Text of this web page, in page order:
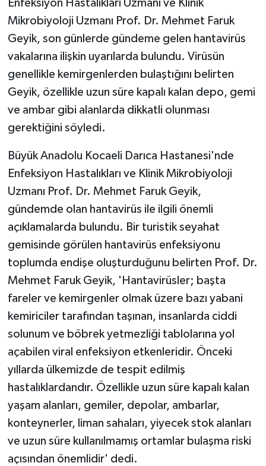
Enfeksiyon Hastalıkları Uzmanı ve Klinik
Mikrobiyoloji Uzmanı Prof. Dr. Mehmet Faruk
Geyik, son günlerde gündeme gelen hantavirüs
vakalarına ilişkin uyarılarda bulundu. Virüsün
genellikle kemirgenlerden bulaştığını belirten
Geyik, özellikle uzun süre kapalı kalan depo, gemi
ve ambar gibi alanlarda dikkatli olunması
gerektiğini söyledi.
Büyük Anadolu Kocaeli Darıca Hastanesi'nde
Enfeksiyon Hastalıkları ve Klinik Mikrobiyoloji
Uzmanı Prof. Dr. Mehmet Faruk Geyik,
gündemde olan hantavirüs ile ilgili önemli
açıklamalarda bulundu. Bir turistik seyahat
gemisinde görülen hantavirüs enfeksiyonu
toplumda endişe oluşturduğunu belirten Prof. Dr.
Mehmet Faruk Geyik, 'Hantavirüsler; başta
fareler ve kemirgenler olmak üzere bazı yabani
kemiriciler tarafından taşınan, insanlarda ciddi
solunum ve böbrek yetmezliği tablolarına yol
açabilen viral enfeksiyon etkenleridir. Önceki
yıllarda ülkemizde de tespit edilmiş
hastalıklardandır. Özellikle uzun süre kapalı kalan
yaşam alanları, gemiler, depolar, ambarlar,
konteynerler, liman sahaları, yiyecek stok alanları
ve uzun süre kullanılmamış ortamlar bulaşma riski
açısından önemlidir' dedi.
Güvenlik
HABERDE İNSAN
İNSAN
İş Dünyası
Kadın
MAGAZİN
Otomobil
POLİTİKA
Sağlık
SİYASET
SPOR HABERLERİ
TEKNOLOJİ
Turizm